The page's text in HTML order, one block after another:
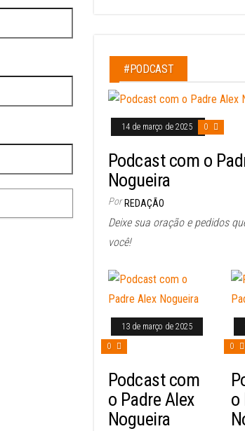
#PODCAST
14 de março de 2025 0
Podcast com o
Nogueira
Por REDAÇÃO
Deixe sua oração e pedidos
você!
13 de março de 2025
0
Podcast com
o Padre Alex
Nogueira
0
o